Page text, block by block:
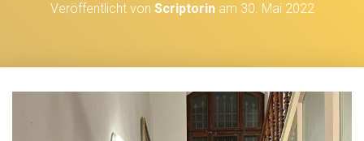
S
Veröffentlicht von Scriptorinam 30. Mai 2022